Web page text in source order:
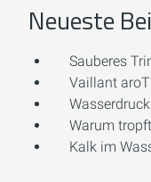
Neueste
Sauberes
Vaillant
Warum
Kalk im